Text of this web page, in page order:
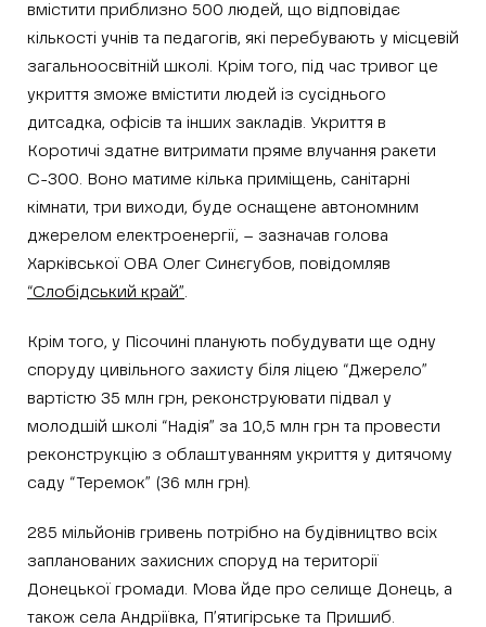
вмістити приблизно 500 людей, що відповідає
кількості учнів та педагогів, які перебувають у місцевій
загальноосвітній школі. Крім того, під час тривог це
укриття зможе вмістити людей із сусіднього
дитсадка, офісів та інших закладів. Укриття в
Коротичі здатне витримати пряме влучання ракети
С-300. Воно матиме кілька приміщень, санітарні
кімнати, три виходи, буде оснащене автономним
джерелом електроенергії, – зазначав голова
Харківської ОВА Олег Синєгубов, повідомляв
“Слобідський край”
Крім того, у Пісочині планують побудувати ще одну
споруду цивільного захисту біля ліцею “Джерело”
вартістю 35 млн грн, реконструювати підвал у
молодшій школі “Надія” за 10,5 млн грн та провести
реконструкцію з облаштуванням укриття у дитячому
саду “Теремок” (36 млн грн).
285 мільйонів гривень потрібно на будівництво всіх
запланованих захисних споруд на території
Донецької громади. Мова йде про селище Донець, а
також села Андріївка, П’ятигірське та Пришиб.